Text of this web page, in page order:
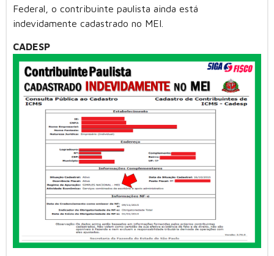
Federal, o contribuinte paulista ainda está
indevidamente cadastrado no MEI.
CADESP